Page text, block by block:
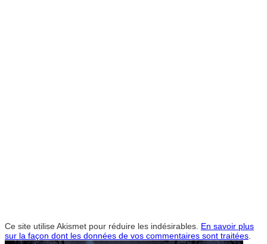
Ce site utilise Akismet pour réduire les indésirables. En savoir plus
sur la façon dont les données de vos commentaires sont traitées